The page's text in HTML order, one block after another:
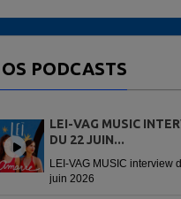
PODCASTS
LEI-VAG MUSIC
DU 22 JUIN...
LEI-VAG MUSIC interview
juin 2026